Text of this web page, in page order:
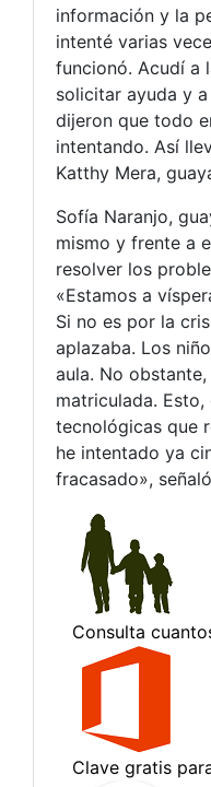
información y la
intenté varias
funcionó. Acudí a
solicitar ayuda y
dijeron que todo
intentando. Así
Katthy Mera,
Sofía Naranjo,
mismo y frente a
resolver los
«Estamos a
Si no es por la
aplazaba. Los
aula. No
matriculada.
tecnológicas que
he intentado ya
fracasado»,